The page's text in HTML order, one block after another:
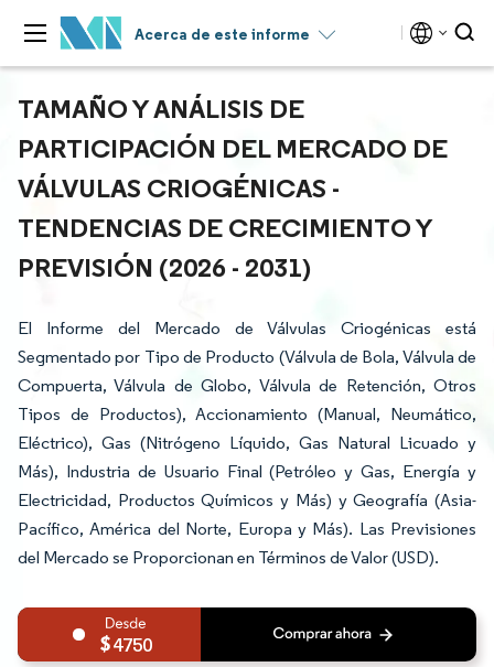
Acerca de este informe
TAMAÑO Y ANÁLISIS DE
PARTICIPACIÓN DEL MERCADO DE
VÁLVULAS CRIOGÉNICAS -
TENDENCIAS DE CRECIMIENTO Y
PREVISIÓN (2026 - 2031)
El Informe del Mercado de Válvulas Criogénicas está
Segmentado por Tipo de Producto (Válvula de Bola, Válvula de
Compuerta, Válvula de Globo, Válvula de Retención, Otros
Tipos de Productos), Accionamiento (Manual, Neumático,
Eléctrico), Gas (Nitrógeno Líquido, Gas Natural Licuado y
Más), Industria de Usuario Final (Petróleo y Gas, Energía y
Electricidad, Productos Químicos y Más) y Geografía (Asia-
Pacífico, América del Norte, Europa y Más). Las Previsiones
del Mercado se Proporcionan en Términos de Valor (USD).
4750